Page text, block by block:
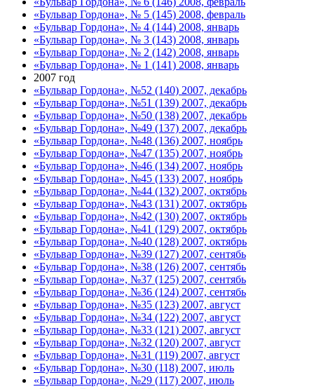
«Бульвар Гордона», № 5 (145) 2008, февраль
«Бульвар Гордона», № 4 (144) 2008, январь
«Бульвар Гордона», № 3 (143) 2008, январь
«Бульвар Гордона», № 2 (142) 2008, январь
«Бульвар Гордона», № 1 (141) 2008, январь
2007 год
«Бульвар Гордона», №52 (140) 2007, декабрь
«Бульвар Гордона», №51 (139) 2007, декабрь
«Бульвар Гордона», №50 (138) 2007, декабрь
«Бульвар Гордона», №49 (137) 2007, декабрь
«Бульвар Гордона», №48 (136) 2007, ноябрь
«Бульвар Гордона», №47 (135) 2007, ноябрь
«Бульвар Гордона», №46 (134) 2007, ноябрь
«Бульвар Гордона», №45 (133) 2007, ноябрь
«Бульвар Гордона», №44 (132) 2007, октябрь
«Бульвар Гордона», №43 (131) 2007, октябрь
«Бульвар Гордона», №42 (130) 2007, октябрь
«Бульвар Гордона», №41 (129) 2007, октябрь
«Бульвар Гордона», №40 (128) 2007, октябрь
«Бульвар Гордона», №39 (127) 2007, сентябь
«Бульвар Гордона», №38 (126) 2007, сентябь
«Бульвар Гордона», №37 (125) 2007, сентябь
«Бульвар Гордона», №36 (124) 2007, сентябь
«Бульвар Гордона», №35 (123) 2007, август
«Бульвар Гордона», №34 (122) 2007, август
«Бульвар Гордона», №33 (121) 2007, август
«Бульвар Гордона», №32 (120) 2007, август
«Бульвар Гордона», №31 (119) 2007, август
«Бульвар Гордона», №30 (118) 2007, июль
«Бульвар Гордона», №29 (117) 2007, июль